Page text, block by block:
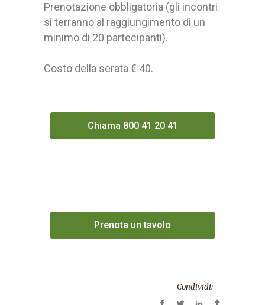
Prenotazione obbligatoria (gli incontri
si terranno al raggiungimento di un
minimo di 20 partecipanti).
Costo della serata € 40.
Chiama 800 41 20 41
Prenota un tavolo
Condividi: